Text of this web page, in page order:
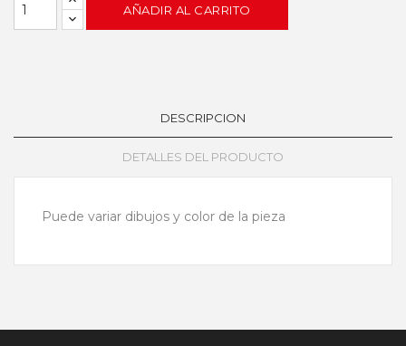
AÑADIR AL CARRITO
DESCRIPCION
DETALLES DEL PRODUCTO
Puede variar dibujos y color de la pieza